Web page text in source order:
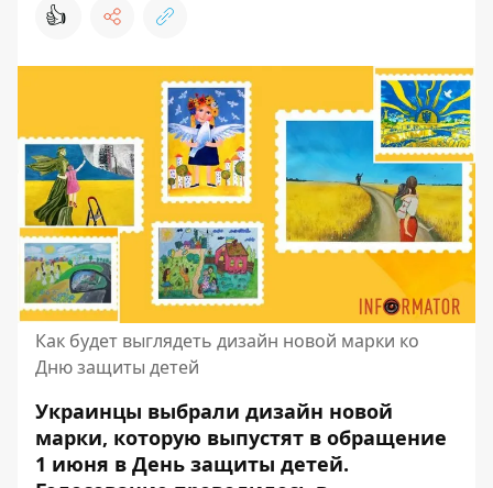
👍
Как будет выглядеть дизайн новой марки ко
Дню защиты детей
Украинцы выбрали дизайн новой
марки, которую выпустят в обращение
1 июня в День защиты детей.